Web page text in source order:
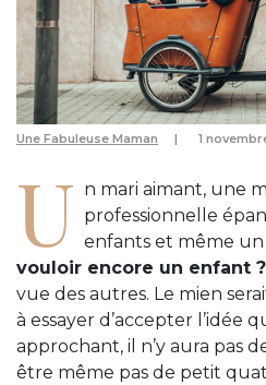
Une Fabuleuse Maman 1
U n mari aimant, une
professionnelle
enfants et même
vouloir encore un enfant ?
vue des autres. Le mien
à essayer d’accepter l’idée
approchant, il n’y aura pas
être même pas de petit